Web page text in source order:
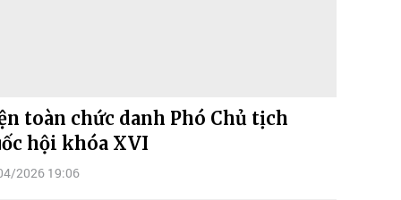
toàn chức danh Phó Chủ tịch
hội khóa XVI
2026 19:06